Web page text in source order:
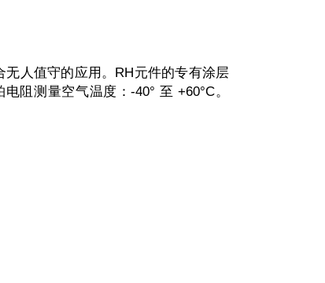
人值守的应用。RH元件的专有涂层
阻测量空气温度：-40° 至 +60°C。